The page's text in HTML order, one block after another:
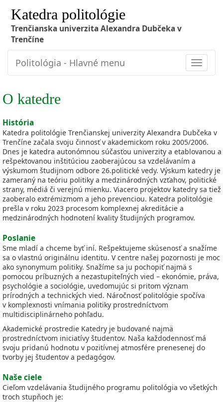
Katedra politológie
Trenčianska univerzita Alexandra Dubčeka v
Trenčíne
Toggle
Politológia - Hlavné menu
O katedre
História
Katedra politológie Trenčianskej univerzity Alexandra Dubčeka v
Trenčíne začala svoju činnosť v akademickom roku 2005/2006.
Dnes je katedra autonómnou súčasťou univerzity a etablovanou a
rešpektovanou inštitúciou zaoberajúcou sa vzdelávaním a
výskumom študijnom odbore 26.politické vedy. Výskum katedry je
zameraný na teóriu politiky a medzinárodných vzťahov, politické
strany, médiá či verejnú mienku. Viacero projektov katedry sa tiež
zaoberalo extrémizmom a jeho prevenciou. Katedra politológie
prešla v roku 2023 procesom komplexnej akreditácie a
medzinárodných hodnotení kvality študijných programov.
Poslanie
Sme mladí a chceme byť iní. Rešpektujeme skúsenosť a snažíme
sa o vlastnú originálnu identitu. V centre našej pozornosti je moc
ako synonymum politiky. Snažíme sa ju pochopiť najmä s
pomocou príbuzných a nezastupiteľných vied – ekonómie, práva,
psychológie a sociológie, uvedomujúc si pritom význam
prírodných a technických vied. Náročnosť politológie spočíva
v komplexnosti vnímania politiky prostredníctvom
multidisciplinárneho pohľadu.
Akademické prostredie Katedry je budované najmä
prostredníctvom iniciatívy študentov. Naša každodennosť má
svoju pridanú hodnotu v pozitívnej atmosfére prenesenej do
tvorby jej študentov a pedagógov.
Naše ciele
Cieľom vzdelávania študijného programu politológia vo všetkých
troch stupňoch je: